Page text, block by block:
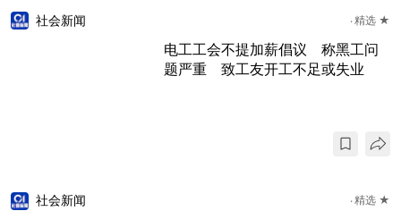
社会新闻 精选 ★
电工工会不提加薪倡议 称黑工问
题严重 致工友开工不足或失业
社会新闻 精选 ★